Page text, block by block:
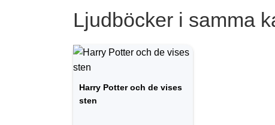
Ljudböcker i samma
Harry Potter och de vises
sten